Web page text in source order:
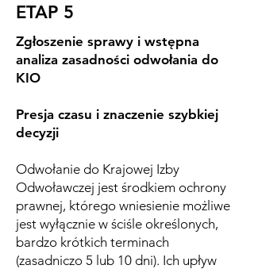
ETAP 5
Zgłoszenie sprawy i wstępna
analiza zasadności odwołania do
KIO
Presja czasu i znaczenie szybkiej
decyzji
Odwołanie do Krajowej Izby
Odwoławczej jest środkiem ochrony
prawnej, którego wniesienie możliwe
jest wyłącznie w ściśle określonych,
bardzo krótkich terminach
(zasadniczo 5 lub 10 dni). Ich upływ